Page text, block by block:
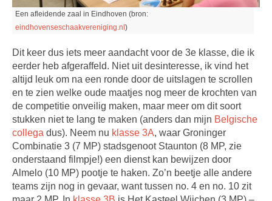
Een afleidende zaal in Eindhoven (bron:
eindhovenseschaakvereniging.nl )
Dit keer dus iets meer aandacht voor de 3e klasse, die ik
eerder heb afgeraffeld. Niet uit desinteresse, ik vind het
altijd leuk om na een ronde door de uitslagen te scrollen
en te zien welke oude maatjes nog meer de krochten van
de competitie onveilig maken, maar meer om dit soort
stukken niet te lang te maken (anders dan mijn Belgische
collega dus). Neem nu klasse 3A, waar Groninger
Combinatie 3 (7 MP) stadsgenoot Staunton (8 MP, zie
onderstaand filmpje!) een dienst kan bewijzen door
Almelo (10 MP) pootje te haken. Zo’n beetje alle andere
teams zijn nog in gevaar, want tussen no. 4 en no. 10 zit